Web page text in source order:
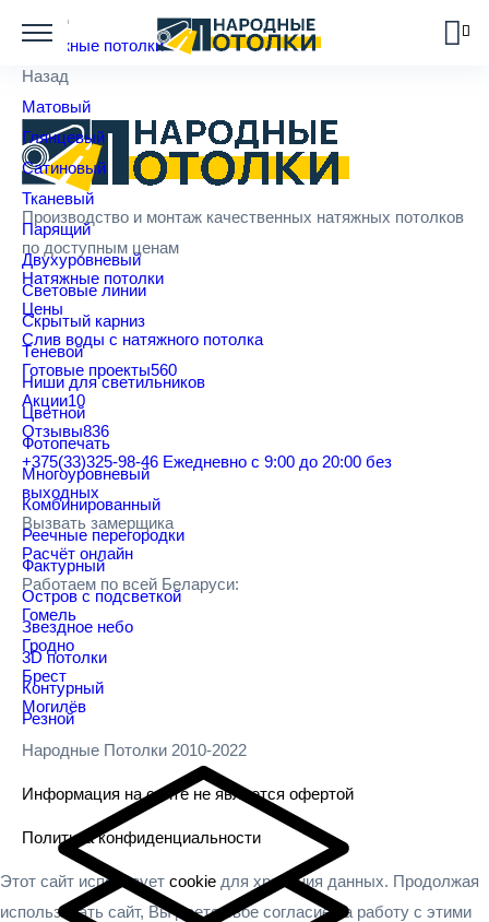
Натяжные потолки
Назад
Матовый
Глянцевый
Сатиновый
Тканевый
Парящий
Двухуровневый
Световые линии
Скрытый карниз
Теневой
Ниши для светильников
Цветной
Фотопечать
Многоуровневый
Комбинированный
Реечные перегородки
Фактурный
Остров с подсветкой
Звездное небо
3D потолки
Контурный
Резной
Замечательное место, прекрасные специалисты. Все подробно
рассказали, подсказали, что лучше. В общем, высший класс!
Производство и монтаж качественных натяжных потолков
по доступным ценам
Натяжные потолки
Цены
Cлив воды с натяжного потолка
Готовые проекты560
Акции10
Отзывы836
+375(33)325-98-46 Ежедневно с 9:00 до 20:00 без
выходных
Вызвать замерщика
Расчёт онлайн
Работаем по всей Беларуси:
Гомель
Гродно
Брест
Могилёв
Народные Потолки 2010-2022
Информация на сайте не является офертой
Политика конфиденциальности
Этот сайт использует cookie для хранения данных. Продолжая
использовать сайт, Вы даете свое согласие на работу с этими